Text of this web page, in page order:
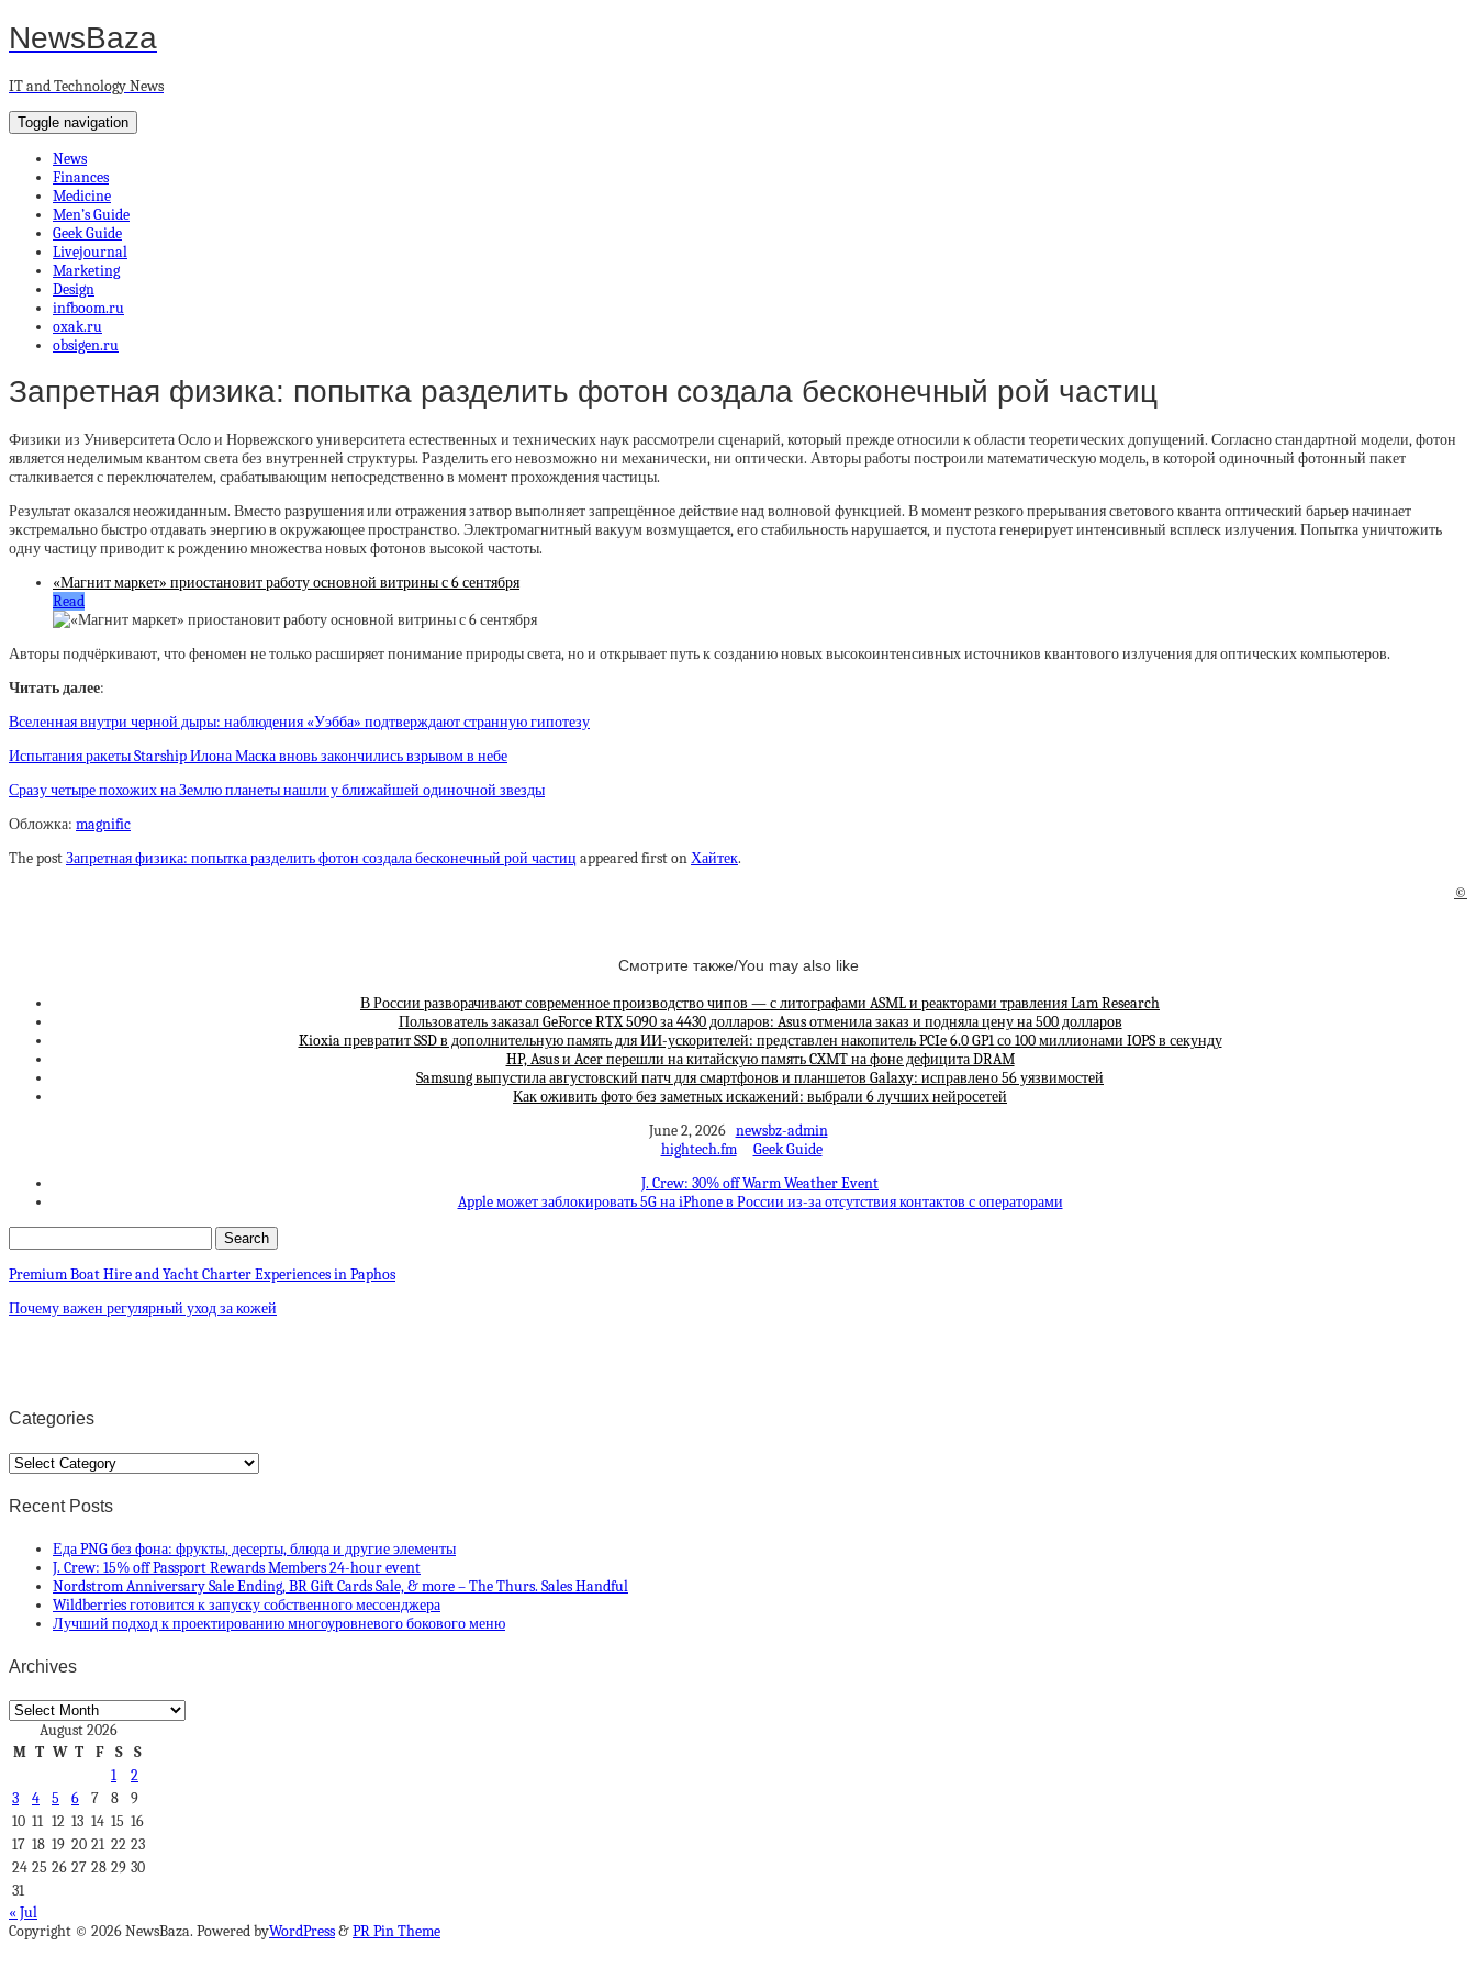
NewsBaza
IT and Technology News
Toggle navigation
News
Finances
Medicine
Men’s Guide
Geek Guide
Livejournal
Marketing
Design
infboom.ru
oxak.ru
obsigen.ru
Запретная физика: попытка разделить фотон создала бесконечный рой частиц
Физики из Университета Осло и Норвежского университета естественных и технических наук рассмотрели сценарий, который прежде относили к области теоретических допущений. Согласно стандартной модели, фотон
является неделимым квантом света без внутренней структуры. Разделить его невозможно ни механически, ни оптически. Авторы работы построили математическую модель, в которой одиночный фотонный пакет
сталкивается с переключателем, срабатывающим непосредственно в момент прохождения частицы.
Результат оказался неожиданным. Вместо разрушения или отражения затвор выполняет запрещённое действие над волновой функцией. В момент резкого прерывания светового кванта оптический барьер начинает
экстремально быстро отдавать энергию в окружающее пространство. Электромагнитный вакуум возмущается, его стабильность нарушается, и пустота генерирует интенсивный всплеск излучения. Попытка уничтожить
одну частицу приводит к рождению множества новых фотонов высокой частоты.
«Магнит маркет» приостановит работу основной витрины с 6 сентября
Read
Авторы подчёркивают, что феномен не только расширяет понимание природы света, но и открывает путь к созданию новых высокоинтенсивных источников квантового излучения для оптических компьютеров.
Читать далее:
Вселенная внутри черной дыры: наблюдения «Уэбба» подтверждают странную гипотезу
Испытания ракеты Starship Илона Маска вновь закончились взрывом в небе
Сразу четыре похожих на Землю планеты нашли у ближайшей одиночной звезды
Обложка: magnific
The postЗапретная физика: попытка разделить фотон создала бесконечный рой частиц appeared first onХайтек.
©
Смотрите также/You may also like
В России разворачивают современное производство чипов — с литографами ASML и реакторами травления Lam Research
Пользователь заказал GeForce RTX 5090 за 4430 долларов: Asus отменила заказ и подняла цену на 500 долларов
Kioxia превратит SSD в дополнительную память для ИИ-ускорителей: представлен накопитель PCIe 6.0 GP1 со 100 миллионами IOPS в секунду
HP, Asus и Acer перешли на китайскую память CXMT на фоне дефицита DRAM
Samsung выпустила августовский патч для смартфонов и планшетов Galaxy: исправлено 56 уязвимостей
Как оживить фото без заметных искажений: выбрали 6 лучших нейросетей
June 2, 2026 newsbz-admin
hightech.fm
Geek Guide
J. Crew: 30% off Warm Weather Event
Apple может заблокировать 5G на iPhone в России из-за отсутствия контактов с операторами
Premium Boat Hire and Yacht Charter Experiences in Paphos
Почему важен регулярный уход за кожей
Categories
Categories
Recent Posts
Еда PNG без фона: фрукты, десерты, блюда и другие элементы
J. Crew: 15% off Passport Rewards Members 24-hour event
Nordstrom Anniversary Sale Ending, BR Gift Cards Sale, & more – The Thurs. Sales Handful
Wildberries готовится к запуску собственного мессенджера
Лучший подход к проектированию многоуровневого бокового меню
Archives
Archives
August 2026
M T W T F S
S
1
2
3
4 5 6 7 8
9
10 11 12 13 14 15 16
17 18 19 20 21 22 23
24 25 26 27 28 29 30
31
« Jul
Copyright © 2026 NewsBaza. Powered byWordPress&PR Pin Theme